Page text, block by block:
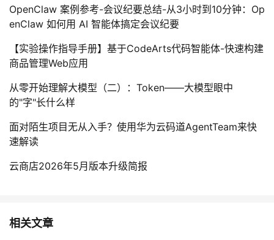
OpenClaw 案例参考-会议纪要总结-从3小时到10分钟：Op
enClaw 如何用 AI 智能体搞定会议纪要
【实验操作指导手册】基于CodeArts代码智能体-快速构建
商品管理Web应用
从零开始理解大模型（二）：Token——大模型眼中
的"字"长什么样
面对陌生项目无从入手？使用华为云码道AgentTeam来快
速解读
云商店2026年5月版本升级简报
相关文章